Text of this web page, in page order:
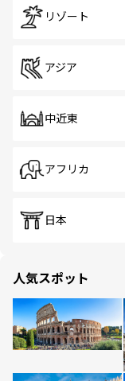
リゾート
アジア
中近東
アフリカ
日本
人気スポット